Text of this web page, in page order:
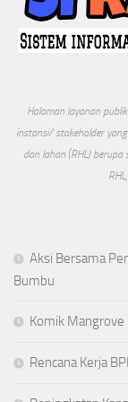
Halaman layanan
instansi/ stakeholder
dan lahan (RHL)
Aksi Bersama
Bumbu
Komik Mangrove
Rencana Kerja